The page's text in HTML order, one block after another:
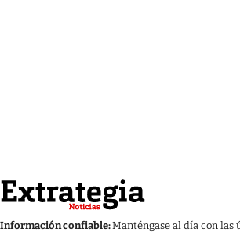
Información confiable:Manténgase al día con